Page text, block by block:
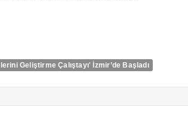
Geliştirme Çalıştayı' İzmir’de Başladı